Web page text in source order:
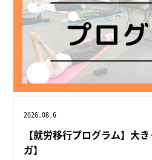
2026.08.6
【就労移行プログラム】大
ガ】